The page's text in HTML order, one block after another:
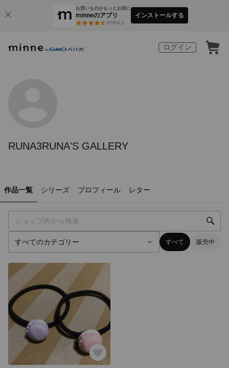
お買いものがもっとお得に
minneのアプリ
3万件以上
インストールする
ログイン
RUNA3RUNA'S GALLERY
作品一覧 シリーズ プロフィール レター
すべて 販売中